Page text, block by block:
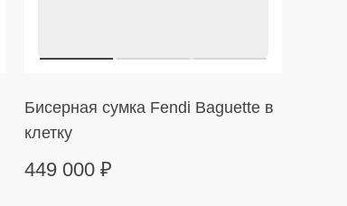
Бисерная сумка Fendi Baguette в
клетку
449 000 ₽